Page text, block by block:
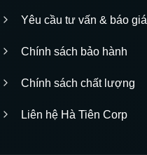
Yêu cầu tư vấn & báo giá
Chính sách bảo hành
Chính sách chất lượng
Liên hệ Hà Tiên Corp